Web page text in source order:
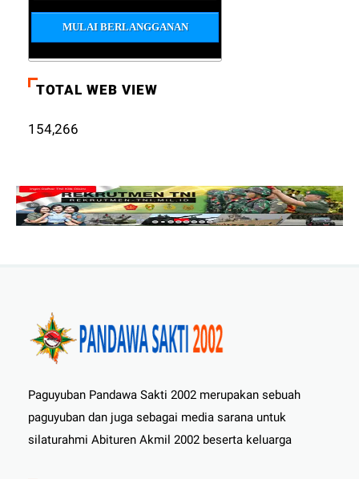
TOTAL WEB VIEW
154,266
Paguyuban Pandawa Sakti 2002 merupakan sebuah
paguyuban dan juga sebagai media sarana untuk
silaturahmi Abituren Akmil 2002 beserta keluarga